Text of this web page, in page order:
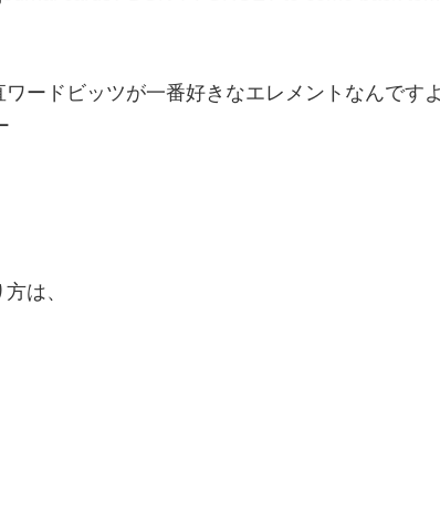
ードビッツが一番好きなエレメントなんです
は、